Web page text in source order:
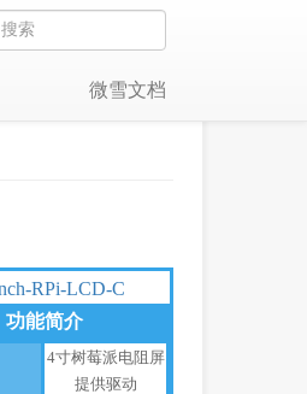
微雪文档
功能简介
4寸树莓派电阻屏
提供驱动